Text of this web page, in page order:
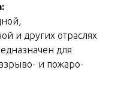
и других отраслях
для
и пожаро-